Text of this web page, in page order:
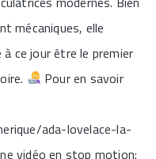
mécaniques, elle
à ce jour être le premier
Pour en savoir
ada-lovelace-la-
vidéo en stop motion: